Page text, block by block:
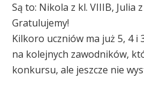
Są to: Nikola z kl. VIIIB, Julia
Gratulujemy!
Kilkoro uczniów ma już 5, 4 i
na kolejnych zawodników,
konkursu, ale jeszcze nie